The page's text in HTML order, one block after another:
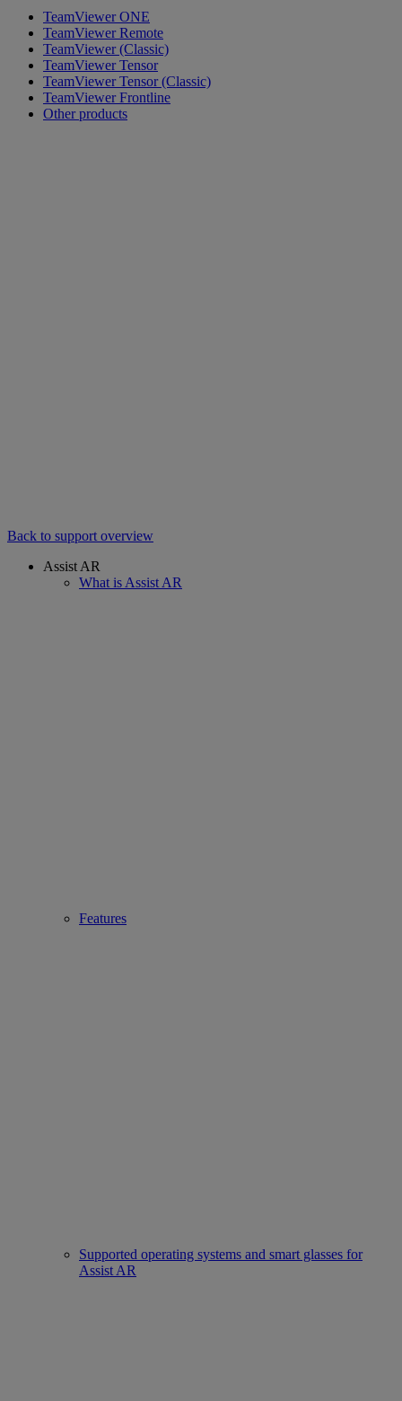
TeamViewer ONE
TeamViewer Remote
TeamViewer (Classic)
TeamViewer Tensor
TeamViewer Tensor (Classic)
TeamViewer Frontline
Other products
Back to support overview
Assist AR
What is Assist AR
Features
Supported operating systems and smart glasses for
Assist AR